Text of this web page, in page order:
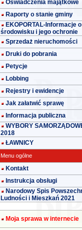
Oświadczenia majątkowe
Raporty o stanie gminy
EKOPORTAL-Informacje o
środowisku i jego ochronie
Sprzedaż nieruchomości
Druki do pobrania
Petycje
Lobbing
Rejestry i ewidencje
Jak załatwić sprawę
Informacja publiczna
WYBORY
2018
ŁAWNICY
Menu ogólne
Kontakt
Instrukcja obsługi
Narodowy Spis
Ludności i Mieszkań 2021
Moja sprawa w internecie